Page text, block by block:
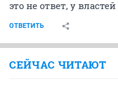
это не ответ, у
ОТВЕТИТЬ
СЕЙЧАС ЧИТАЮТ